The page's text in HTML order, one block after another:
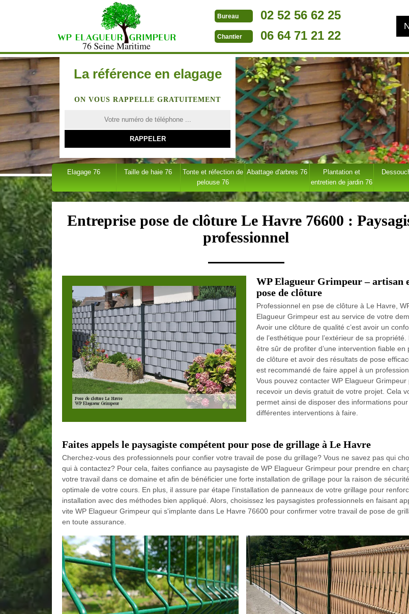
Bureau 02 52 56 62 25
Chantier 06 64 71 21 22
La référence en elagage
ON VOUS RAPPELLE GRATUITEMENT
Elagage 76 Taille de haie 76
Tonte et réfection de
pelouse 76
Abattage d'arbres 76
Plantation et
entretien de jardin 76
Entreprise pose de clôture Le Havre 76600 :
professionnel
WP Elagueur Grimpeur – artisan
pose de clôture
Professionnel en pse de clôture à Le Havre,
Elagueur Grimpeur est au service de votre
Avoir une clôture de qualité c’est avoir un
de l’esthétique pour l’extérieur de sa propriété.
être sûr de profiter d’une intervention fiable en
de clôture et avoir des résultats de pose
est recommandé de faire appel à un
Vous pouvez contacter WP Elagueur Grimpeur
recevoir un devis gratuit de votre projet. Cela
permet ainsi de disposer des informations
différentes interventions à faire.
Faites appels le paysagiste compétent pour pose de grillage à Le Havre
Cherchez-vous des professionnels pour confier votre travail de pose du grillage? Vous ne savez pas qui
qui à contactez? Pour cela, faites confiance au paysagiste de WP Elagueur Grimpeur pour prendre en
votre travail dans ce domaine et afin de bénéficier une forte installation de grillage pour la raison de sécurité
optimale de votre cours. En plus, il assure par étape l'installation de panneaux de votre grillage pour
installation avec des méthodes bien appliqué. Alors, choisissez les paysagistes professionnels en faisant
vite WP Elagueur Grimpeur qui s'implante dans Le Havre 76600 pour confirmer votre travail de pose de
en toute assurance.